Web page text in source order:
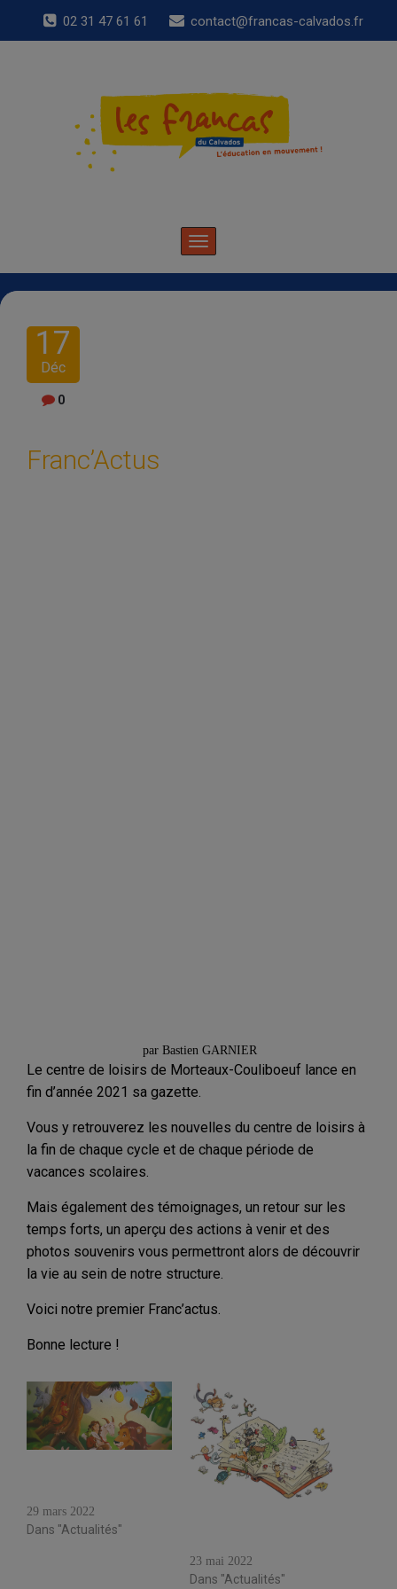
02 31 47 61 61 contact@francas-calvados.fr
Toggle
navigation
17
Déc
0
Franc’Actus
par Bastien GARNIER
Le centre de loisirs de Morteaux-Couliboeuf lance en
fin d’année 2021 sa gazette.
Vous y retrouverez les nouvelles du centre de loisirs à
la fin de chaque cycle et de chaque période de
vacances scolaires.
Mais également des témoignages, un retour sur les
temps forts, un aperçu des actions à venir et des
photos souvenirs vous permettront alors de découvrir
la vie au sein de notre structure.
Voici notre premier Franc’actus.
Bonne lecture !
29 mars 2022
Dans "Actualités"
23 mai 2022
Dans "Actualités"